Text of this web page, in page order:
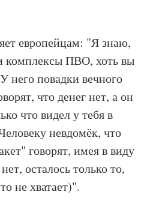
европейцам: "Я знаю,
комплексы ПВО, хоть вы
него повадки вечного
что денег нет, а он
что видел у тебя в
невдомёк, что
говорят, имея в виду
осталось только то,
не хватает)".